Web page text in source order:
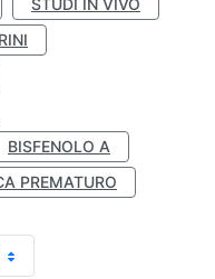
STUDI IN VIVO
BISFENOLO A
PREMATURO